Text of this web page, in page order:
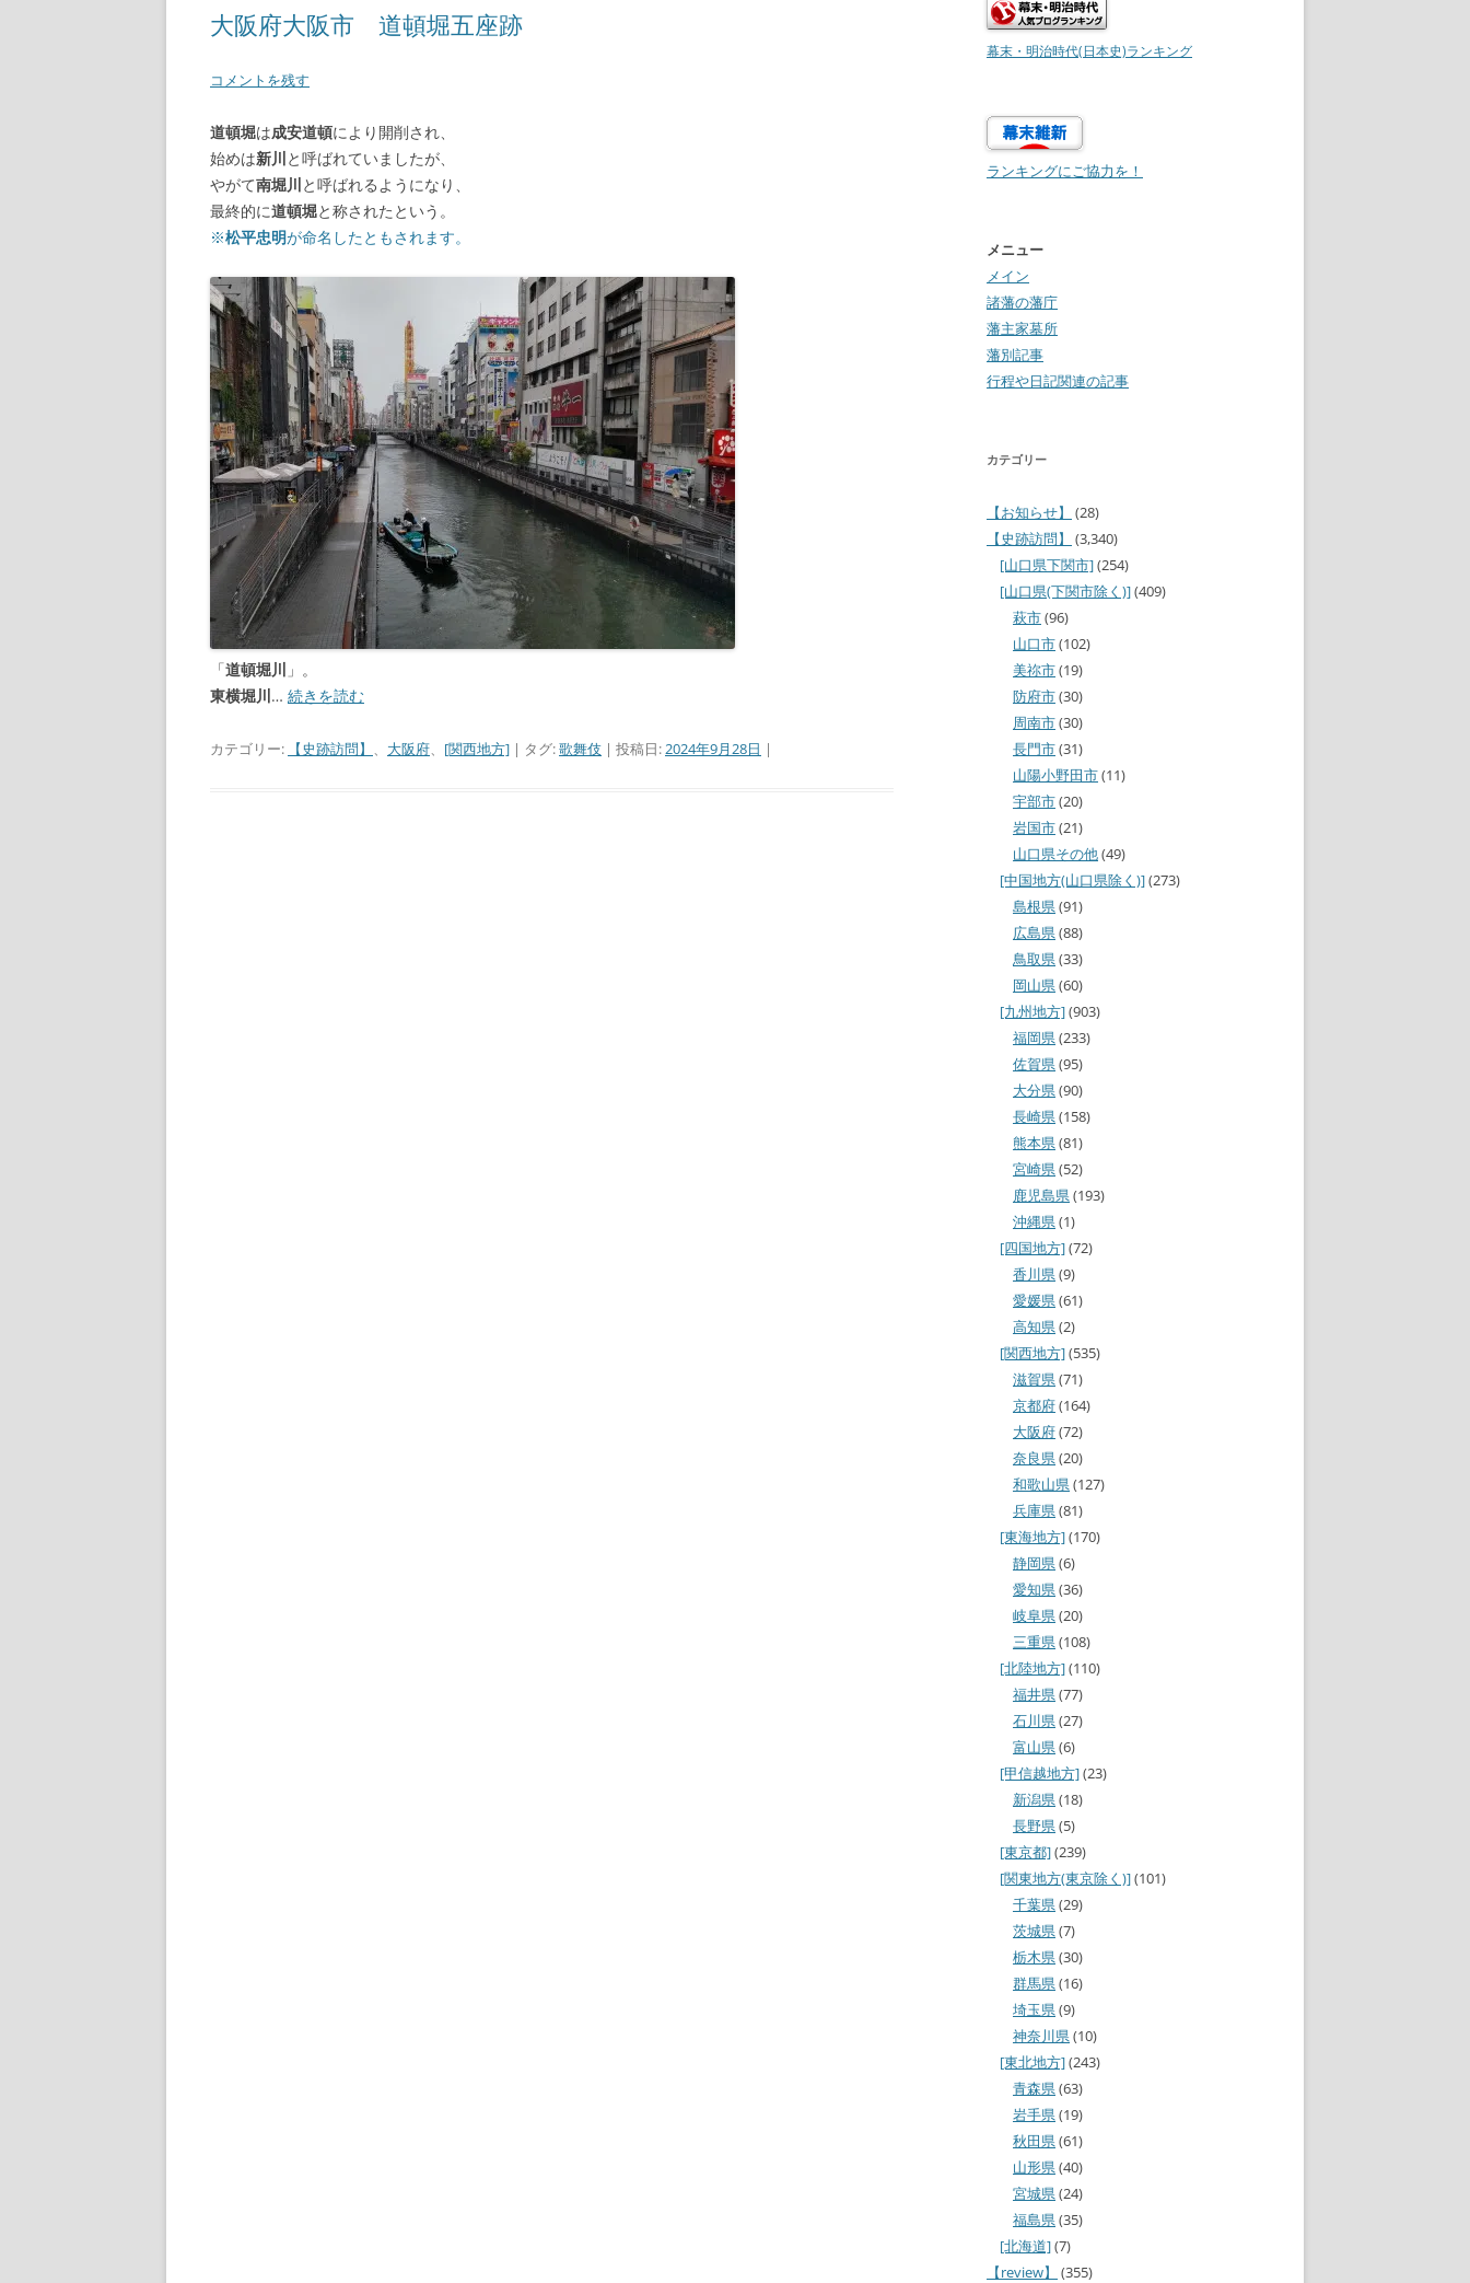
●キリシタン関連
●銘菓･名物
●情報募集
【朝廷】
大阪府大阪市 道頓堀五座跡
コメントを残す
道頓堀は成安道頓により開削され、
始めは新川と呼ばれていましたが、
やがて南堀川と呼ばれるようになり、
最終的に道頓堀と称されたという。
※松平忠明が命名したともされます。
「道頓堀川 」。
東横堀川… 続きを読む
カテゴリー: 【史跡訪問】 、 大阪府、 [関西地方] | タグ:歌舞伎 | 投稿日:2024年9月28日 |
幕末・明治時代(日本史)ランキング
ランキングにご協力を！
メニュー
メイン
諸藩の藩庁
藩主家墓所
藩別記事
行程や日記関連の記事
カテゴリー
【お知らせ】
(28)
【史跡訪問】
(3,340)
[山口県下関市](254)
[山口県(下関市除く)](409)
萩市(96)
山口市(102)
美祢市(19)
防府市(30)
周南市(30)
長門市(31)
山陽小野田市(11)
宇部市(20)
岩国市(21)
山口県その他(49)
[中国地方(山口県除く)](273)
島根県(91)
広島県(88)
鳥取県(33)
岡山県(60)
[九州地方](903)
福岡県(233)
佐賀県(95)
大分県(90)
長崎県(158)
熊本県(81)
宮崎県(52)
鹿児島県(193)
沖縄県(1)
[四国地方](72)
香川県(9)
愛媛県(61)
高知県(2)
[関西地方](535)
滋賀県(71)
京都府(164)
大阪府(72)
奈良県(20)
和歌山県(127)
兵庫県(81)
[東海地方](170)
静岡県(6)
愛知県(36)
岐阜県(20)
三重県(108)
[北陸地方](110)
福井県(77)
石川県(27)
富山県(6)
[甲信越地方](23)
新潟県(18)
長野県(5)
[東京都](239)
[関東地方(東京除く)](101)
千葉県(29)
茨城県(7)
栃木県(30)
群馬県(16)
埼玉県(9)
神奈川県(10)
[東北地方](243)
青森県(63)
岩手県(19)
秋田県(61)
山形県(40)
宮城県(24)
福島県(35)
[北海道](7)
【review】
(355)